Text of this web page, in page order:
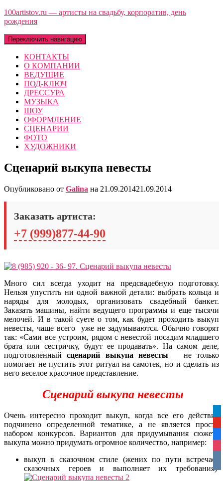
100artistov.ru — артисты на свадьбу, корпоратив, день
рождения
Переключить навигацию
КОНТАКТЫ
О КОМПАНИИ
ВЕДУЩИЕ
ПОД-КЛЮЧ
ДРЕССУРА
МУЗЫКА
ШОУ
ОФОРМЛЕНИЕ
СЦЕНАРИИ
ФОТО
ХУДОЖНИКИ
Сценарий выкупа невесты
Опубликовано от Galina на 21.09.201421.09.2014
Заказать артиста:
+7 (999)877-44-90
Много сил всегда уходит на предсвадебную подготовку.
Нельзя упустить ни одной важной детали: выбрать кольца и
наряды для молодых, организовать свадебный банкет.
Заказать машины, найти ведущего программы и еще тысячи
мелочей. И в такой суете о том, как будет проходить выкуп
невесты, чаще всего уже не задумываются. Обычно говорят
так: «Сами все устроим, рядом с невестой посадим младшего
брата или сестричку, будут ее продавать». На самом деле,
подготовленныйсценарий выкупа невесты не только
помогает не пустить этот ритуал на самотек, но и сделать из
него веселое красочное представление.
Сценарий выкупа невесты
Очень интересно проходит выкуп, когда все его действие
подчинено определенной тематике, а не является просто
набором конкурсов. Вариантов для придумывания сюжета
выкупа можно придумать огромное количество, например:
выкуп в сказочном стиле (жених по пути встречает
сказочных героев и выполняет их требования)